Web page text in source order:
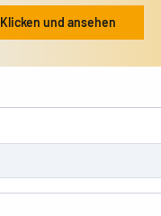
Klicken und ansehen